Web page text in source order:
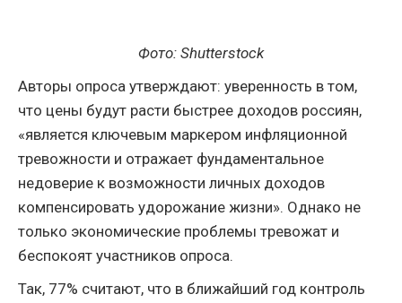
Фото: Shutterstock
Авторы опроса утверждают: уверенность в том,
что цены будут расти быстрее доходов россиян,
«является ключевым маркером инфляционной
тревожности и отражает фундаментальное
недоверие к возможности личных доходов
компенсировать удорожание жизни». Однако не
только экономические проблемы тревожат и
беспокоят участников опроса.
Так, 77% считают, что в ближайший год контроль